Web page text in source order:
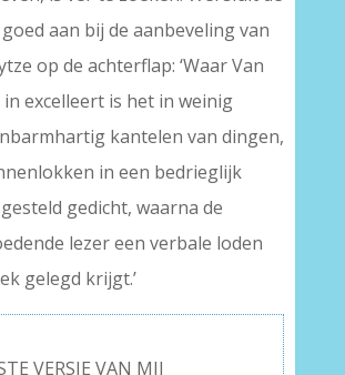
aan bij de aanbeveling van
op de achterflap: ‘Waar Van
excelleert is het in weinig
kantelen van dingen,
in een bedrieglijk
gedicht, waarna de
lezer een verbale loden
gelegd krijgt.’
VERSIE VAN MIJ